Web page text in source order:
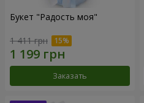
Букет "Радость моя"
1 411 грн
Заказать